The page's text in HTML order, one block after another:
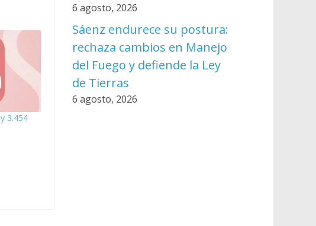
3.454
6 agosto, 2026
Sáenz endurece su postura:
rechaza cambios en Manejo
del Fuego y defiende la Ley
de Tierras
6 agosto, 2026